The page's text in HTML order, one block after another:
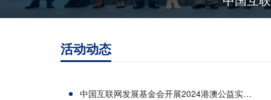
活动动态
中国互联网发展基金会开展2024港澳公益实…